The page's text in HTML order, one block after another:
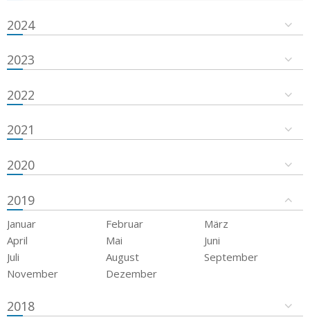
2024
2023
2022
2021
2020
2019
Januar Februar
März
April
Mai
Juni
Juli
August
September
November
Dezember
2018